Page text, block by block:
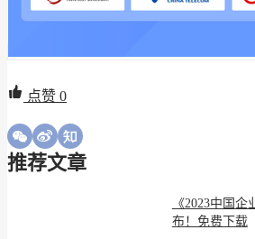
点赞 0
推荐文章
《2023中国
布！免费下载